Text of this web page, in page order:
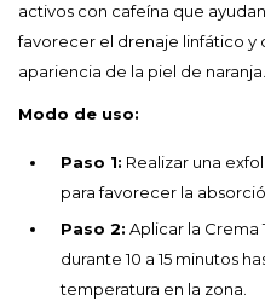
activos con cafeína que
favorecer el drenaje linfático y
apariencia de la piel de naranja.
Modo de uso:
Paso 1: Realizar una
para favorecer la
Paso 2: Aplicar la
durante 10 a 15 minutos
temperatura en la zona.